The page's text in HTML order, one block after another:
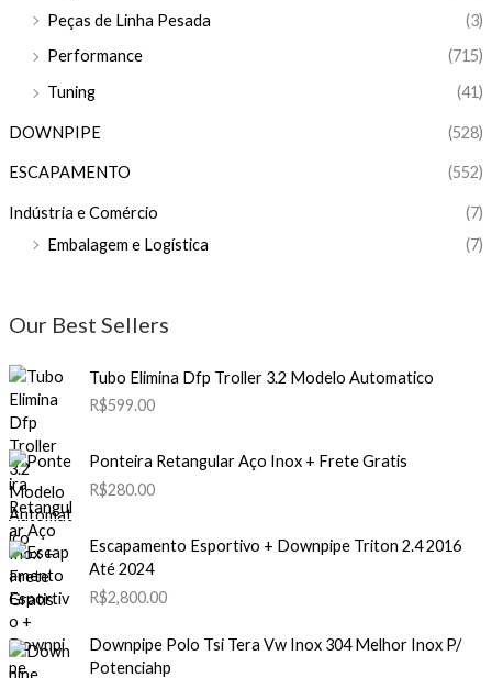
Peças de Linha Pesada
(3)
Performance
(715)
Tuning
(41)
DOWNPIPE (528)
ESCAPAMENTO (552)
Indústria e Comércio
(7)
Embalagem e Logística
(7)
Our Best Sellers
Tubo Elimina Dfp Troller 3.2 Modelo Automatico
R$599.00
Ponteira Retangular Aço Inox + Frete Gratis
R$280.00
Escapamento Esportivo + Downpipe Triton 2.4 2016
Até 2024
R$2,800.00
Downpipe Polo Tsi Tera Vw Inox 304 Melhor Inox P/
Potenciahp